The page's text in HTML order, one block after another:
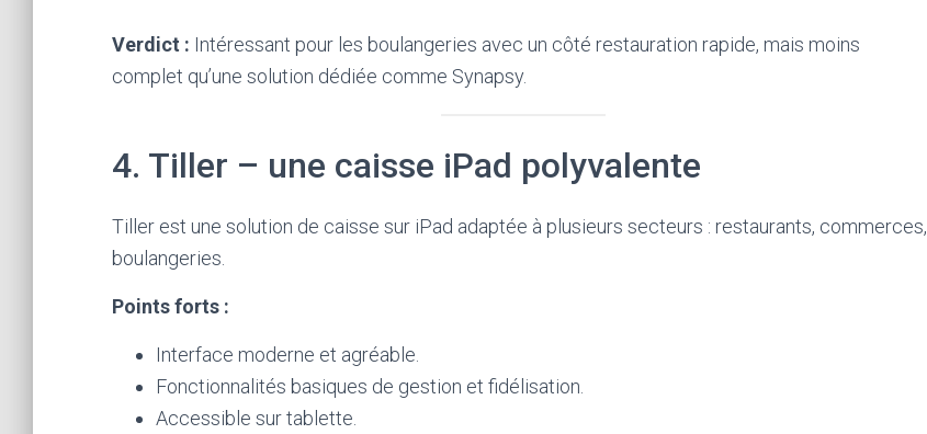
Verdict : Intéressant pour les boulangeries avec un côté restauration rapide, mais moins
complet qu’une solution dédiée comme Synapsy.
4. Tiller – une caisse iPad polyvalente
Tiller est une solution de caisse sur iPad adaptée à plusieurs secteurs : restaurants, commerces,
boulangeries.
Points forts :
Interface moderne et agréable.
Fonctionnalités basiques de gestion et fidélisation.
Accessible sur tablette.